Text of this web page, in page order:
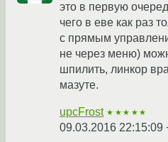
это в первую
чего в еве как раз
с прямым
не через меню)
шпилить, линкор
мазуте.
upcFrost ★★★★★
09.03.2016 22:15:09